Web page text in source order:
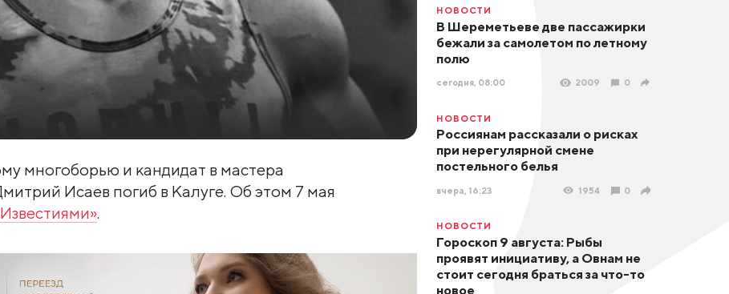
многоборью и кандидат в мастера
Исаев погиб в Калуге. Об этом 7 мая
.
НОВОСТИ
В Шереметьеве две пассажирки
бежали за самолетом по летному
полю
сегодня, 08:00 2009 0
НОВОСТИ
Россиянам рассказали о рисках
при нерегулярной смене
постельного белья
вчера, 16:23 1954 0
НОВОСТИ
Гороскоп 9 августа: Рыбы
проявят инициативу, а Овнам не
стоит сегодня браться за что-то
новое